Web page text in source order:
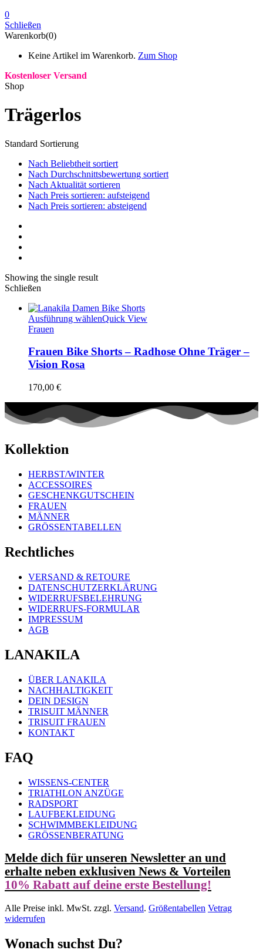
0
Schließen
Warenkorb(0)
Keine Artikel im Warenkorb. Zum Shop
Kostenloser Versand
Shop
Trägerlos
Standard Sortierung
Nach Beliebtheit sortiert
Nach Durchschnittsbewertung sortiert
Nach Aktualität sortieren
Nach Preis sortieren: aufsteigend
Nach Preis sortieren: absteigend
Showing the single result
Schließen
Ausführung wählenQuick View
Frauen
Frauen Bike Shorts – Radhose Ohne Träger –
Vision Rosa
170,00 €
Kollektion
HERBST/WINTER
ACCESSOIRES
GESCHENKGUTSCHEIN
FRAUEN
MÄNNER
GRÖSSENTABELLEN
Rechtliches
VERSAND & RETOURE
DATENSCHUTZERKLÄRUNG
WIDERRUFSBELEHRUNG
WIDERRUFS-FORMULAR
IMPRESSUM
AGB
LANAKILA
ÜBER LANAKILA
NACHHALTIGKEIT
DEIN DESIGN
TRISUIT MÄNNER
TRISUIT FRAUEN
KONTAKT
FAQ
WISSENS-CENTER
TRIATHLON ANZÜGE
RADSPORT
LAUFBEKLEIDUNG
SCHWIMMBEKLEIDUNG
GRÖSSENBERATUNG
Melde dich für unseren Newsletter an und
erhalte neben exklusiven News & Vorteilen
10% Rabatt auf deine erste Bestellung!
Alle Preise inkl. MwSt. zzgl. Versand. Größentabellen Vetrag
widerrufen
Wonach suchst Du?